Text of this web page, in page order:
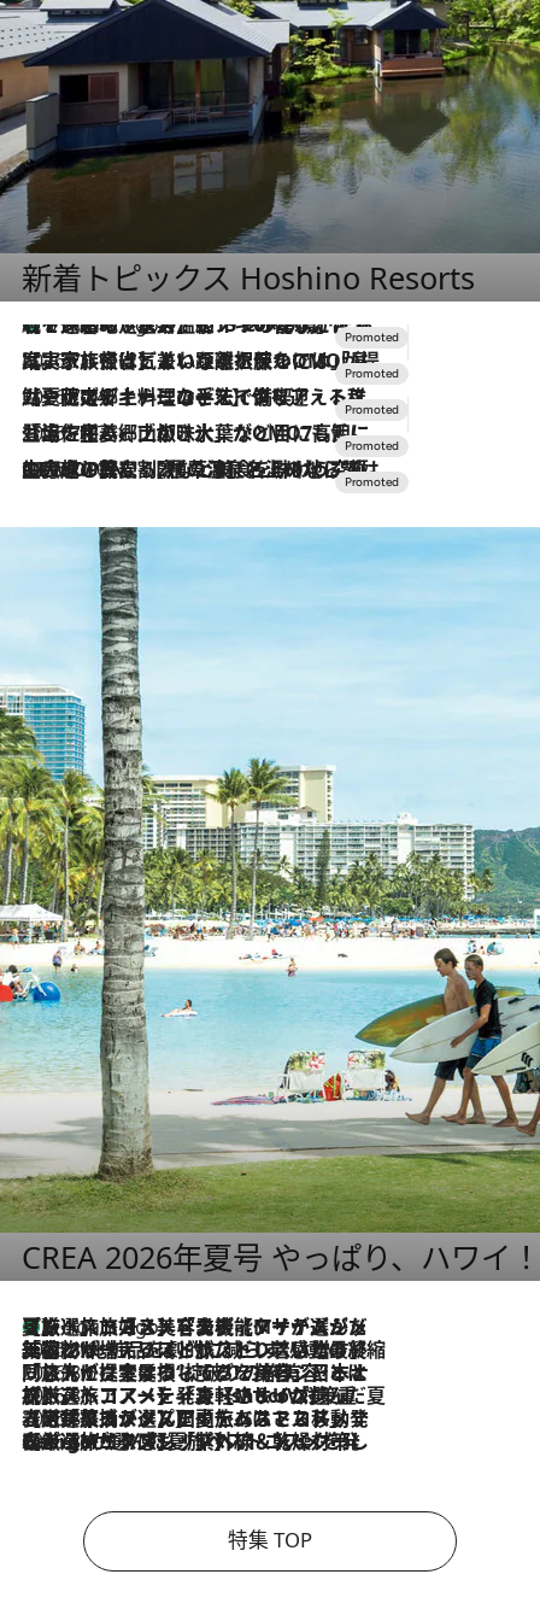
新着トピックス Hoshino Resorts
6 Hours Ago
【トンボの足水浴】ヒノキの香りに包まれて涼感マックス！約13℃の湧水かけ流しを避暑地「星野温泉 トンボの湯」で体験
2026.7.31
【ホテル帰省】という選択肢をOMOが提案。家族とほどよい距離を保つには「昼は実家、夜は気兼ねなくホテルで！」
2026.7.24
【夏限定ディナーコース】旬を迎える稚鮎や花ズッキーニなどをイタリア・トスカーナの郷土料理の手法で満喫！
2026.7.17
「土佐和ハーブかき氷」がOMO7高知に登場！生姜、山椒、大葉など目にも舌にも涼を呼ぶ郷土の味
2026.7.10
NEW OPEN！【界 草津】名湯の地に誕生。趣の異なる2種の温泉と上州ならではの会席・蕎麦割烹など美食を味わう究極の癒やし旅
CREA 2026年夏号 やっぱり、ハワイ
8 Hours Ago
【厳選旅コスメ】「多機能アイテムがメイン！」旅好き美容エディターが選んだ夏旅ベストコスメを発表【Mサイズジップ】
2026.8.6
「荷物が増えるほど旅ストレスは増す」美容ジャーナリストがたどり着いた最終結論。“化粧品を劇的に減らす”感動の凝縮美容とは
2026.8.6
「旅先には金髪ウィッグを持参」日本と同じメイクでは損してる!? 美容ジャーナリストが提案する“掟破りの旅美容”とは
2026.8.6
【厳選旅コスメ】「身軽さ＆UV対策重視！」ヘアアーティストshucoが選んだ夏旅ベストコスメを発表【Mサイズジップ】
2026.8.5
【厳選旅コスメ】国内をあちこち移動する河井菜摘が選んだ夏旅ベストコスメ発表！「リラックスアイテムはマスト」【Mサイズジップ】
2026.8.4
【厳選旅コスメ】「紫外線＆乾燥対策しながらメイク感も！」ヘア＆メイクGeorgeが選んだ夏旅ベストコスメを発表！【Mサイズジップ】
特集 TOP